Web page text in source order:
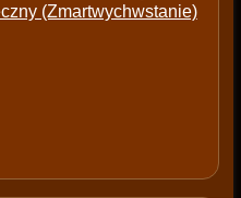
(Zmartwychwstanie)